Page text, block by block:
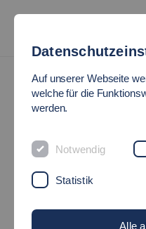
Auf unserer Webseite
welche für die
werden.
Notwendig
Statistik
Alle